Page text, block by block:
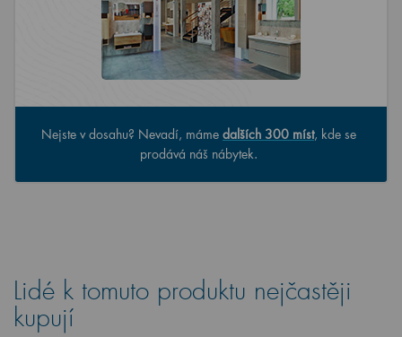
Nejste v dosahu? Nevadí, máme dalších 300 míst, kde se
prodává náš nábytek.
Lidé k tomuto produktu nejčastěji
kupují